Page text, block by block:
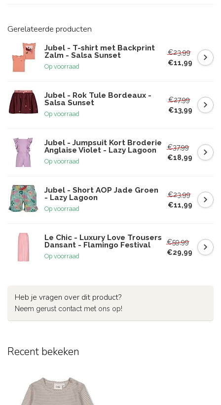
Gerelateerde producten
Jubel - T-shirt met Backprint
Zalm - Salsa Sunset
Op voorraad
€23,99
€11,99
Jubel - Rok Tule Bordeaux -
Salsa Sunset
Op voorraad
€27,99
€13,99
Jubel - Jumpsuit Kort Broderie
Anglaise Violet - Lazy Lagoon
Op voorraad
€37,99
€18,99
Jubel - Short AOP Jade Groen
- Lazy Lagoon
Op voorraad
€23,99
€11,99
Le Chic - Luxury Love Trousers
Dansant - Flamingo Festival
Op voorraad
€59,99
€29,99
Heb je vragen over dit product?
Neem gerust contact met ons op!
Recent bekeken